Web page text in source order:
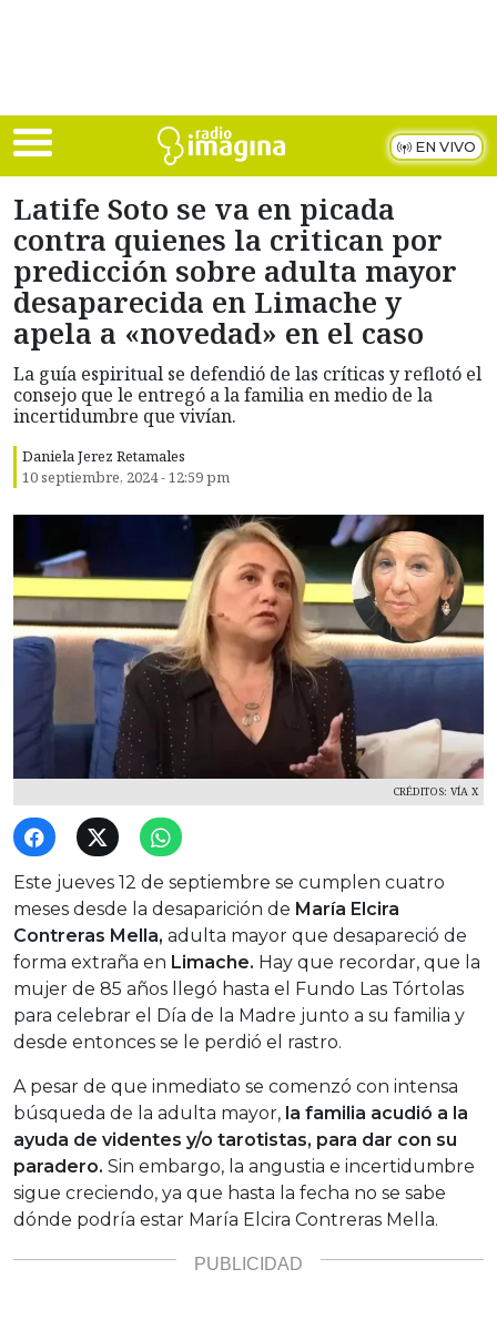
EN VIVO
Latife Soto se va en picada
contra quienes la critican por
predicción sobre adulta mayor
desaparecida en Limache y
apela a «novedad» en el caso
La guía espiritual se defendió de las críticas y reflotó el
consejo que le entregó a la familia en medio de la
incertidumbre que vivían.
Daniela Jerez Retamales
10 septiembre, 2024 - 12:59 pm
CRÉDITOS: VÍA X
Este jueves 12 de septiembre se cumplen cuatro
meses desde la desaparición de María Elcira
Contreras Mella, adulta mayor que desapareció de
forma extraña en Limache. Hay que recordar, que la
mujer de 85 años llegó hasta el Fundo Las Tórtolas
para celebrar el Día de la Madre junto a su familia y
desde entonces se le perdió el rastro.
A pesar de que inmediato se comenzó con intensa
búsqueda de la adulta mayor, la familia acudió a la
ayuda de videntes y/o tarotistas, para dar con su
paradero. Sin embargo, la angustia e incertidumbre
sigue creciendo, ya que hasta la fecha no se sabe
dónde podría estar María Elcira Contreras Mella.